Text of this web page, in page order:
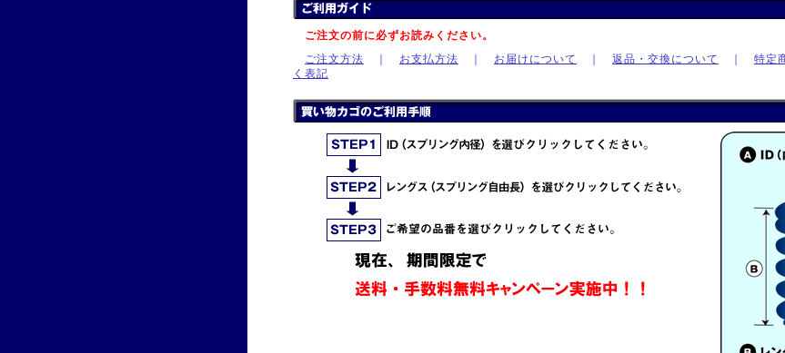
ご注文の前に必ずお読みください。
ご注文方法
お支払方法 お届けについて 返品・交換について
特定
く表記